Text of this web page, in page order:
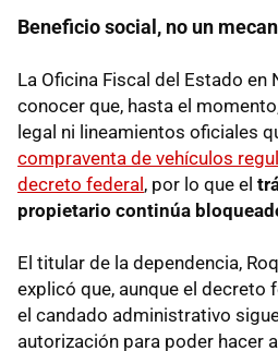
Beneficio social, no un
La Oficina Fiscal del Estado en
conocer que, hasta el
legal ni lineamientos oficiales
compraventa de vehículos
decreto federal , por lo que el
propietario continúa
El titular de la dependencia,
explicó que, aunque el decreto
el candado administrativo
autorización para poder hacer